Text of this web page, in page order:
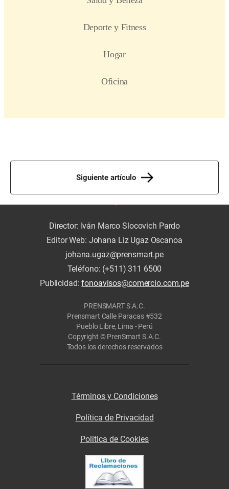
Siguiente artículo
Director: Iván Marco Slocovich Pardo
Editor Web: Johana Liz Ugaz Oscanoa
johana.ugaz@prensmart.pe
Teléfono: (+511) 311 6500
Publicidad:fonoavisos@comercio.com.pe
PRENSMART S.A.C.
Prensmart Calle Paracas #532
Pueblo Libre, Lima - Perú
Copyright © PrenSmart S.A.C.
Todos los derechos reservados
Términos y Condiciones
Política de Privacidad
Politica de Cookies